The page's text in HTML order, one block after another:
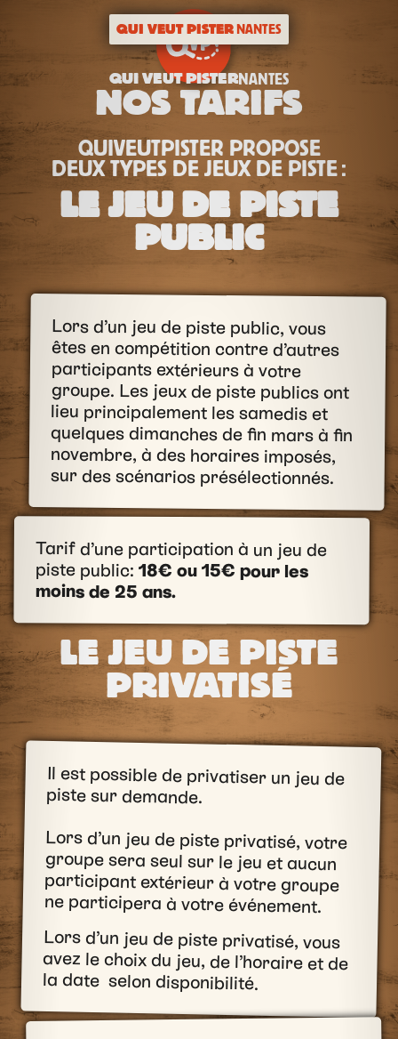
QUI VEUT PISTERNANTES
QUI VEUT PISTERNANTES
NOS TARIFS
QUIVEUTPISTER PROPOSE
DEUX TYPES DE JEUX DE PISTE :
LE JEU DE PISTE
PUBLIC
Lors d’un jeu de piste public, vous
êtes en compétition contre d’autres
participants extérieurs à votre
groupe. Les jeux de piste publics ont
lieu principalement les samedis et
quelques dimanches de fin mars à fin
novembre, à des horaires imposés,
sur des scénarios présélectionnés.
Tarif d’une participation à un jeu de
piste public: 18€ ou 15€ pour les
moins de 25 ans.
LE JEU DE PISTE
PRIVATISÉ
Il est possible de privatiser un jeu de
piste sur demande.
Lors d’un jeu de piste privatisé, votre
groupe sera seul sur le jeu et aucun
participant extérieur à votre groupe
ne participera à votre événement.
Lors d’un jeu de piste privatisé, vous
avez le choix du jeu, de l’horaire et de
la date selon disponibilité.